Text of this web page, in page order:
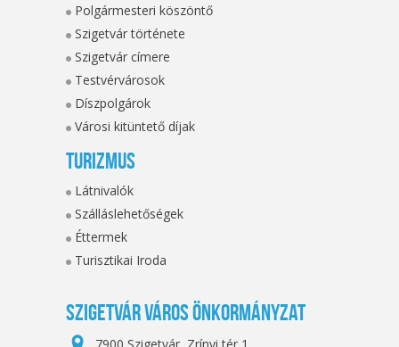
Polgármesteri köszöntő
Szigetvár története
Szigetvár címere
Testvérvárosok
Díszpolgárok
Városi kitüntető díjak
Turizmus
Látnivalók
Szálláslehetőségek
Éttermek
Turisztikai Iroda
Szigetvár Város Önkormányzat